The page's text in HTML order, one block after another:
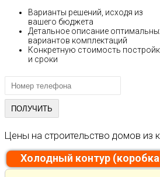
Варианты решений, исходя из
вашего бюджета
Детальное описание
вариантов комплектаций
Конкретную стоимость
и сроки
Цены на строительство домов из
Холодный контур